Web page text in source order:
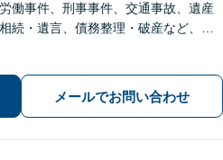
労働事件、刑事事件、交通事故、遺産
相続・遺言、債務整理・破産など、幅
ない場合、まずは堂園法律事務所まで
ご相談ください。
メールでお問い合わせ